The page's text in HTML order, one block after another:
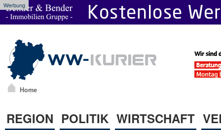
Werbung
Home
REGION POLITIK WIRTSCHAFT